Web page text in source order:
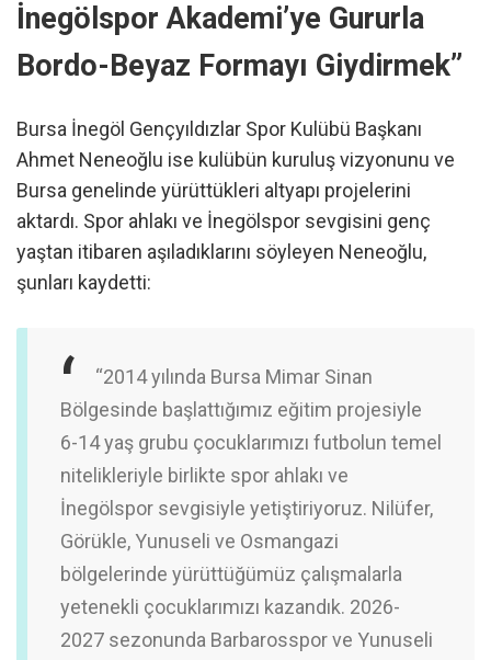
İnegölspor Akademi’ye Gururla
Bordo-Beyaz Formayı Giydirmek”
Bursa İnegöl Gençyıldızlar Spor Kulübü Başkanı
Ahmet Neneoğlu ise kulübün kuruluş vizyonunu ve
Bursa genelinde yürüttükleri altyapı projelerini
aktardı. Spor ahlakı ve İnegölspor sevgisini genç
yaştan itibaren aşıladıklarını söyleyen Neneoğlu,
şunları kaydetti:
“2014 yılında Bursa Mimar Sinan
Bölgesinde başlattığımız eğitim projesiyle
6-14 yaş grubu çocuklarımızı futbolun temel
nitelikleriyle birlikte spor ahlakı ve
İnegölspor sevgisiyle yetiştiriyoruz. Nilüfer,
Görükle, Yunuseli ve Osmangazi
bölgelerinde yürüttüğümüz çalışmalarla
yetenekli çocuklarımızı kazandık. 2026-
2027 sezonunda Barbarosspor ve Yunuseli